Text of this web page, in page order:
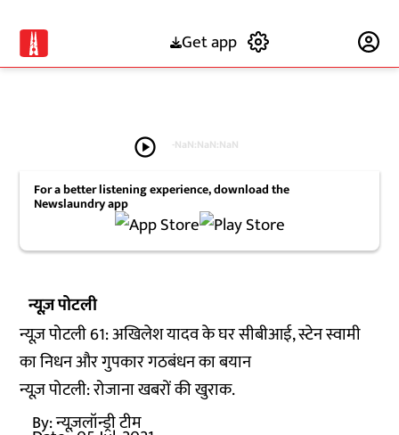
Get app
play_circle -NaN:NaN:NaN
For a better listening experience, download the
Newslaundry app
न्यूज़ पोटली
न्यूज़ पोटली 61: अखिलेश यादव के घर सीबीआई, स्टेन स्वामी
का निधन और गुपकार गठबंधन का बयान
न्यूज़ पोटली: रोजाना खबरों की खुराक.
By:न्यूज़लॉन्ड्री टीम